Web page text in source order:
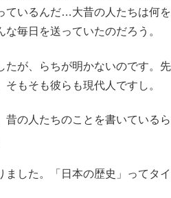
ているんだ…大昔の人たちは何を
毎日を送っていたのだろう。
たが、らちが明かないのです。先
もそも彼らも現代人ですし。
昔の人たちのことを書いているら
ました。「日本の歴史」ってタイ